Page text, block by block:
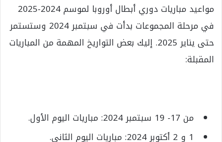
مواعيد مباريات دوري أبطال أوروبا لموسم 2024-2025
في مرحلة المجموعات بدأت في سبتمبر 2024 وستستمر
حتى يناير 2025. إليك بعض التواريخ المهمة من المباريات
المقبلة:
من 17- 19 سبتمبر 2024: مباريات اليوم الأول.